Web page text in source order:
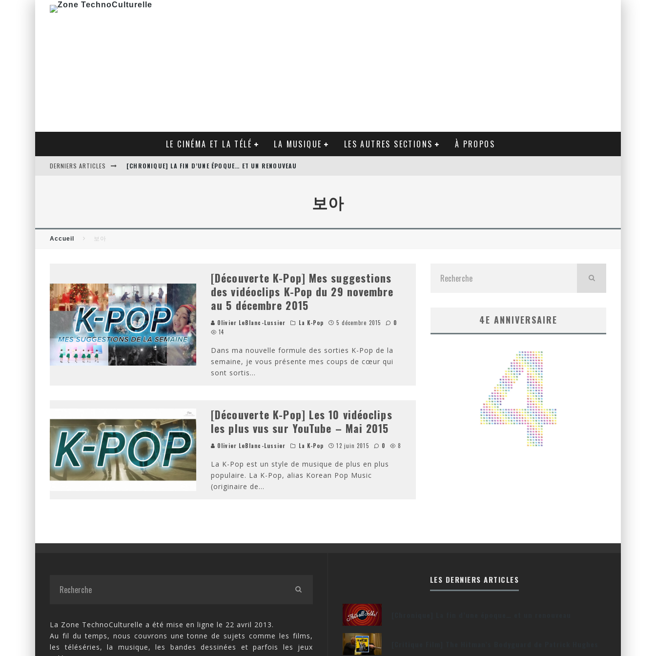
LE CINÉMA ET LA TÉLÉ LA MUSIQUE LES AUTRES SECTIONS À PROPOS
DERNIERS ARTICLES [CHRONIQUE] LA FIN D’UNE ÉPOQUE… ET UN RENOUVEAU
보아
Accueil 보아
[Découverte K-Pop] Mes suggestions
des vidéoclips K-Pop du 29 novembre
au 5 décembre 2015
Olivier LeBlanc-Lussier La K-Pop 5 décembre 2015
0
14
Dans ma nouvelle formule des sorties K-Pop de la
semaine, je vous présente mes coups de cœur qui
sont sortis...
[Découverte K-Pop] Les 10 vidéoclips
les plus vus sur YouTube – Mai 2015
Olivier LeBlanc-Lussier La K-Pop 12 juin 2015 0 8
La K-Pop est un style de musique de plus en plus
populaire. La K-Pop, alias Korean Pop Music
(originaire de...
4E ANNIVERSAIRE
La Zone TechnoCulturelle a été mise en ligne le 22 avril 2013.
Au fil du temps, nous couvrons une tonne de sujets comme les films,
les téléséries, la musique, les bandes dessinées et parfois les jeux
LES DERNIERS ARTICLES